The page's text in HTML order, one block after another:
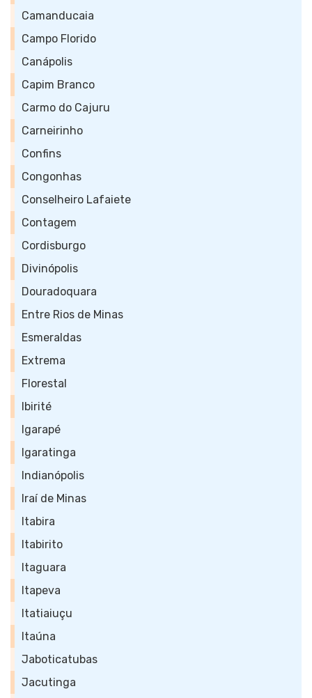
Camanducaia
Campo Florido
Canápolis
Capim Branco
Carmo do Cajuru
Carneirinho
Confins
Congonhas
Conselheiro Lafaiete
Contagem
Cordisburgo
Divinópolis
Douradoquara
Entre Rios de Minas
Esmeraldas
Extrema
Florestal
Ibirité
Igarapé
Igaratinga
Indianópolis
Iraí de Minas
Itabira
Itabirito
Itaguara
Itapeva
Itatiaiuçu
Itaúna
Jaboticatubas
Jacutinga